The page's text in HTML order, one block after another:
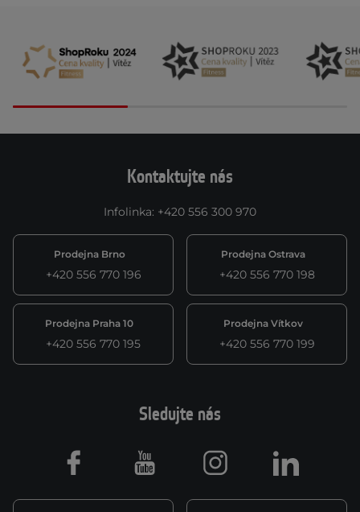
Kontaktujte nás
Infolinka: +420 556 300 970
Prodejna Brno
+420 556 770 196
Prodejna Ostrava
+420 556 770 198
Prodejna Praha 10
+420 556 770 195
Prodejna Vítkov
+420 556 770 199
Sledujte nás
Facebook Youtube Instagram LinkedIn